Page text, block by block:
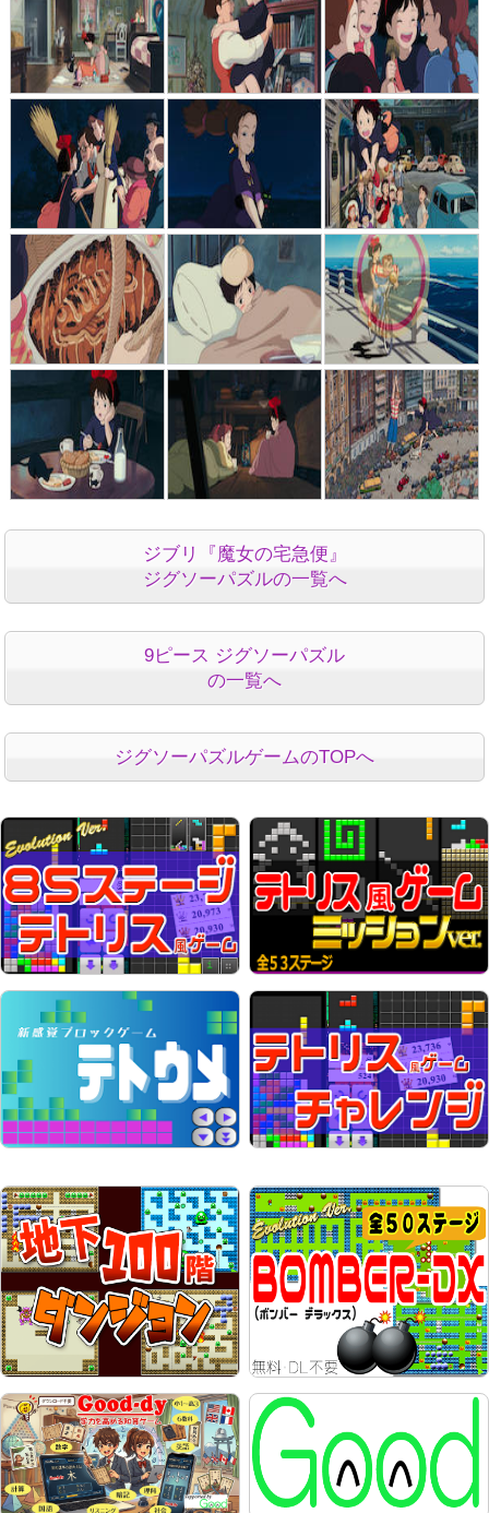
ジブリ『魔女の宅急便』
ジグソーパズルの一覧へ
9ピース ジグソーパズル
の一覧へ
ジグソーパズルゲームのTOPへ